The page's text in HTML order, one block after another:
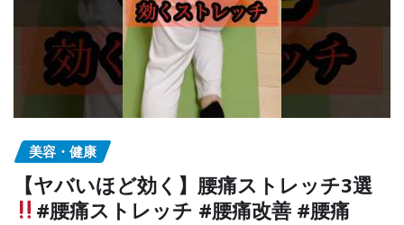
美容・健康
【ヤバいほど効く】腰痛ストレッチ3選
#腰痛ストレッチ #腰痛改善 #腰痛